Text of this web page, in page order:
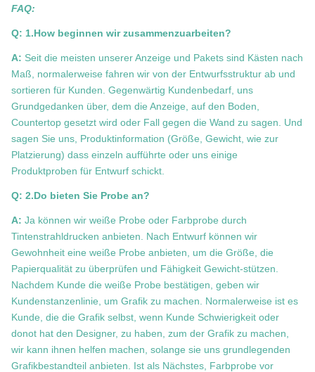
FAQ:
Q: 1.How beginnen wir zusammenzuarbeiten?
A: Seit die meisten unserer Anzeige und Pakets sind Kästen nach
Maß, normalerweise fahren wir von der Entwurfsstruktur ab und
sortieren für Kunden. Gegenwärtig Kundenbedarf, uns
Grundgedanken über, dem die Anzeige, auf den Boden,
Countertop gesetzt wird oder Fall gegen die Wand zu sagen. Und
sagen Sie uns, Produktinformation (Größe, Gewicht, wie zur
Platzierung) dass einzeln aufführte oder uns einige
Produktproben für Entwurf schickt.
Q: 2.Do bieten Sie Probe an?
A: Ja können wir weiße Probe oder Farbprobe durch
Tintenstrahldrucken anbieten. Nach Entwurf können wir
Gewohnheit eine weiße Probe anbieten, um die Größe, die
Papierqualität zu überprüfen und Fähigkeit Gewicht-stützen.
Nachdem Kunde die weiße Probe bestätigen, geben wir
Kundenstanzenlinie, um Grafik zu machen. Normalerweise ist es
Kunde, die die Grafik selbst, wenn Kunde Schwierigkeit oder
donot hat den Designer, zu haben, zum der Grafik zu machen,
wir kann ihnen helfen machen, solange sie uns grundlegenden
Grafikbestandteil anbieten. Ist als Nächstes, Farbprobe vor